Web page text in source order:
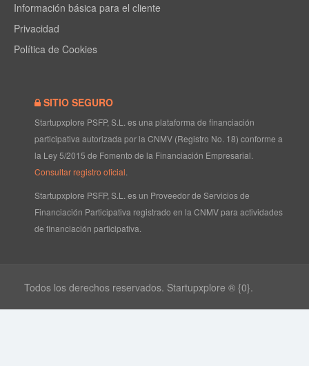
Información básica para el cliente
Privacidad
Política de Cookies
SITIO SEGURO
Startupxplore PSFP, S.L. es una plataforma de financiación
participativa autorizada por la CNMV (Registro No. 18) conforme a
la Ley 5/2015 de Fomento de la Financiación Empresarial.
Consultar registro oficial
Startupxplore PSFP, S.L. es un Proveedor de Servicios de
Financiación Participativa registrado en la CNMV para actividades
de financiación participativa.
Todos los derechos reservados. Startupxplore ® {0}.